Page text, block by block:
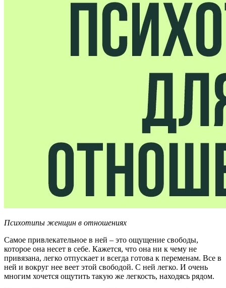
Психотипы женщин в отношениях
Самое привлекательное в ней – это ощущение свободы,
которое она несет в себе. Кажется, что она ни к чему не
привязана, легко отпускает и всегда готова к переменам. Все в
ней и вокруг нее веет этой свободой. С ней легко. И очень
многим хочется ощутить такую же легкость, находясь рядом.